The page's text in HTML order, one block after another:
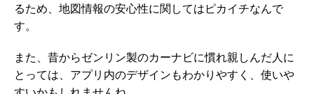
るため、地図情報の安心性に関してはピカイチなんで
す。
また、昔からゼンリン製のカーナビに慣れ親しんだ人に
とっては、アプリ内のデザインもわかりやすく、使いや